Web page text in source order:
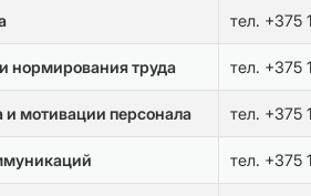
тел. +375
нормирования труда тел. +375
и мотивации персонала тел. +375
тел. +375